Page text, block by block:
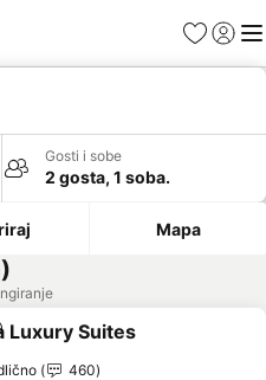
FavoritiPrijavi
Gosti i sobe
2 gosta, 1 soba.
Mapa
u favorite
Luxury Suites
460